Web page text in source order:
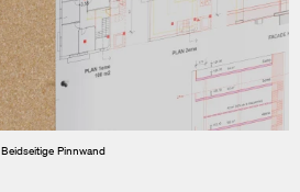
Beidseitige Pinnwand